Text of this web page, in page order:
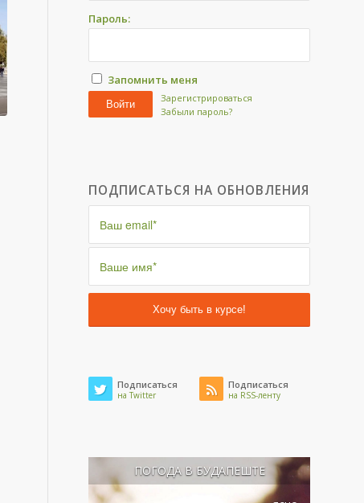
Пароль:
Запомнить меня
Войти
Зарегистрироваться
Забыли пароль?
ПОДПИСАТЬСЯ НА ОБНОВЛЕНИЯ
Подписаться
на Twitter
Подписаться
на RSS-ленту
ПОГОДА В БУДАПЕШТЕ